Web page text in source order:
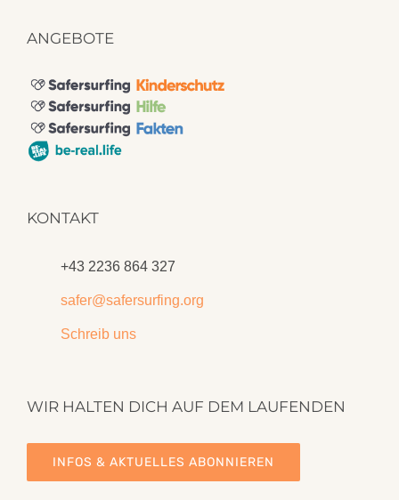
ANGEBOTE
KONTAKT
+43 2236 864 327
safer@safersurfing.org
Schreib uns
WIR HALTEN DICH AUF DEM LAUFENDEN
INFOS & AKTUELLES ABONNIEREN